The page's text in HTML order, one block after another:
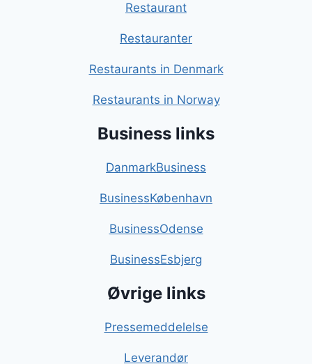
Restaurant
Restauranter
Restaurants in Denmark
Restaurants in Norway
Business links
DanmarkBusiness
BusinessKøbenhavn
BusinessOdense
BusinessEsbjerg
Øvrige links
Pressemeddelelse
Leverandør